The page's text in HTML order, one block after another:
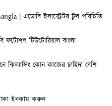
| এডোবি ইলাস্ট্রেটর টুল পরিচিতি
টিউটোরিয়াল বাংলা
ফ্রিল্যান্সিং কোন কাজের চাহিদা বেশি
ইনকাম করুন